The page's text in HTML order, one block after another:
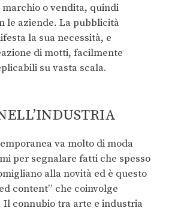
o vendita, quindi
le aziende. La pubblicità
la sua necessità, e
di motti, facilmente
su vasta scala.
va molto di moda
per segnalare fatti che spesso
alla novità ed è questo
content” che coinvolge
connubio tra arte e industria